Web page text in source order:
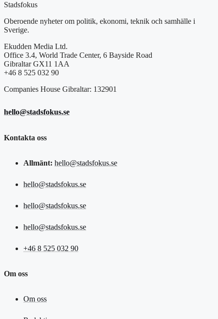
Stadsfokus
Oberoende nyheter om politik, ekonomi, teknik och samhälle i
Sverige.
Ekudden Media Ltd.
Office 3.4, World Trade Center, 6 Bayside Road
Gibraltar GX11 1AA
+46 8 525 032 90
Companies House Gibraltar: 132901
hello@stadsfokus.se
Kontakta oss
Allmänt: hello@stadsfokus.se
hello@stadsfokus.se
hello@stadsfokus.se
hello@stadsfokus.se
+46 8 525 032 90
Om oss
Om oss